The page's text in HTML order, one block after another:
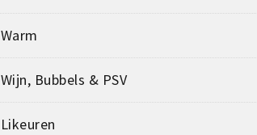
Warm
Wijn, Bubbels & PSV
Likeuren